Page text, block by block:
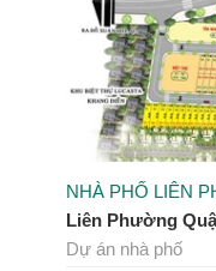
NHÀ PHỐ LIÊN
Liên Phường
Dự án nhà phố